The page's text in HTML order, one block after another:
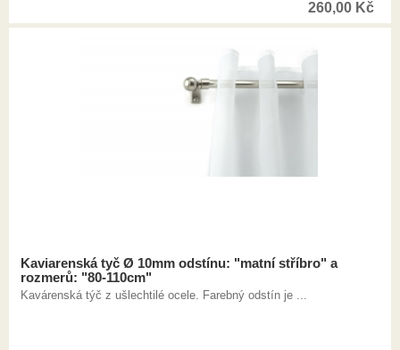
260,00 Kč
Kaviarenská tyč Ø 10mm odstínu: "matní stříbro" a
rozmerů: "80-110cm"
Kavárenská týč z ušlechtilé ocele. Farebný odstín je ...